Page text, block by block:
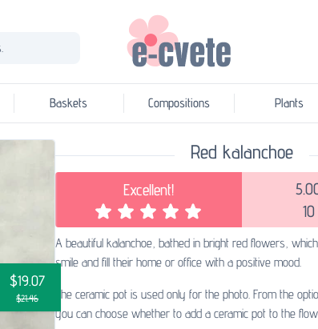
Baskets Compositions Plants
$19.07
$21.46
Red kalanchoe
Excellent!
10
A beautiful kalanchoe, bathed in bright red flowers,
smile and fill their home or office with a positive mood.
The ceramic pot is used only for the photo. From the
you can choose whether to add a ceramic pot to the